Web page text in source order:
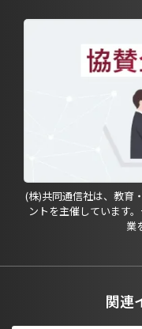
(株)共同通信社は、教育
ントを主催しています
業
関連